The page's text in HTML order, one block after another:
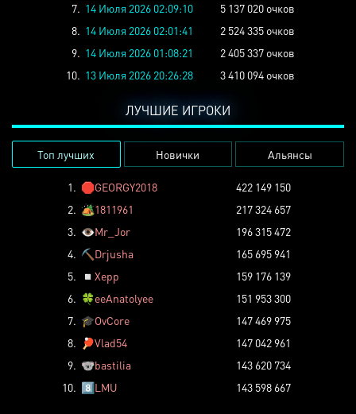
7. 14 Июля 2026 02:09:10
5 137 020 очков
8. 14 Июля 2026 02:01:41
2 524 335 очков
9. 14 Июля 2026 01:08:21
2 405 337 очков
10. 13 Июля 2026 20:26:28 3 410 094 очков
ЛУЧШИЕ ИГРОКИ
Топ лучших Новички Альянсы
1. 🛑GEORGY2018
422 149 150
2. 🏕️1811961
217 324 657
3. 👁️Mr_Jor
196 315 472
4. ⛏️ Drjusha
165 695 941
5.
◽ Xepp
159 176 139
6. 🍀eeAnatolyee
151 953 300
7. 🎓OvCore
147 469 975
8.
🏓Vlad54
147 042 961
9. 🐨bastilia
143 620 734
10. 8️⃣LMU 143 598 667